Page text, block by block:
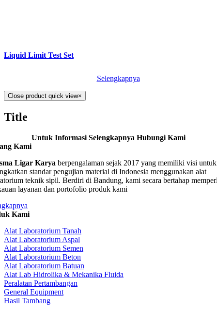
Liquid Limit Test Set
Selengkapnya
Close product quick view×
Title
Untuk Informasi Selengkapnya Hubungi Kami
Kami
Ligar Karya berpengalaman sejak 2017 yang memiliki visi untuk
standar pengujian material di Indonesia menggunakan alat
teknik sipil. Berdiri di Bandung, kami secara bertahap
layanan dan portofolio produk kami
Kami
Alat Laboratorium Tanah
Alat Laboratorium Aspal
Alat Laboratorium Semen
Alat Laboratorium Beton
Alat Laboratorium Batuan
Alat Lab Hidrolika & Mekanika Fluida
Peralatan Pertambangan
General Equipment
Hasil Tambang